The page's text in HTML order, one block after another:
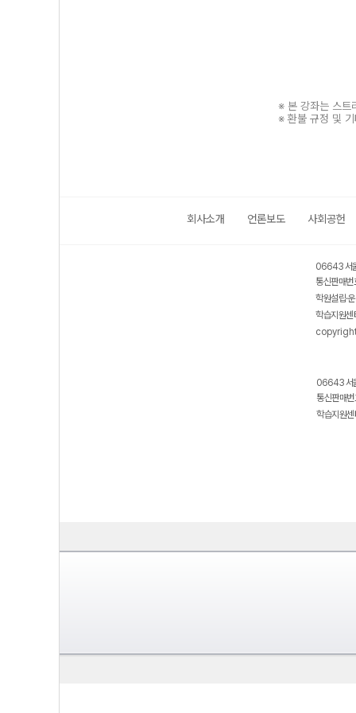
※ 본 강좌는 스트
※ 환불 규정 및
회사소개 언론보도 사회공헌
06643 서
통신판매
학원설립·
학습지원
06643 서
통신판매
학습지원